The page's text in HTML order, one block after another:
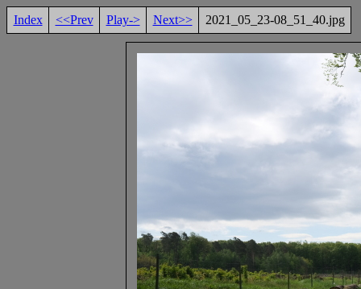
Index <<Prev Play-> Next>> 2021_05_23-08_51_40.jpg